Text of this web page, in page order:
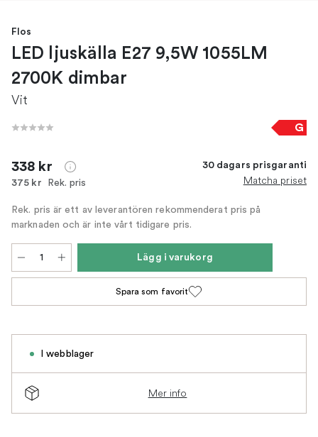
Flos
LED ljuskälla E27 9,5W 1055LM
2700K dimbar
Vit
G
338 kr
375 kr Rek. pris
30 dagars prisgaranti
Matcha priset
Rek. pris är ett av leverantören rekommenderat pris på
marknaden och är inte vårt tidigare pris.
Lägg i varukorg
Spara som favorit
I webblager
Mer info